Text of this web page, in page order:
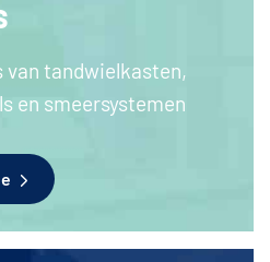
van tandwielkasten,
en smeersystemen